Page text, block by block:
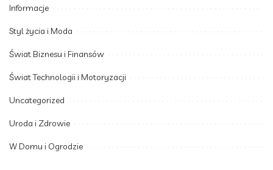
Informacje
Styl życia i Moda
Świat Biznesu i Finansów
Świat Technologii i Motoryzacji
Uncategorized
Uroda i Zdrowie
W Domu i Ogrodzie